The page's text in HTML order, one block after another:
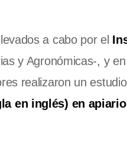
a cabo por el
y Agronómicas-, y
realizaron un
en inglés) en